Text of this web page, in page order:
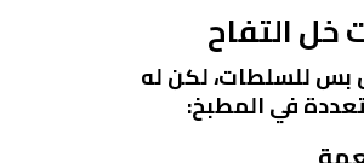
خل التفاح
للسلطات، لكن له
في المطبخ: